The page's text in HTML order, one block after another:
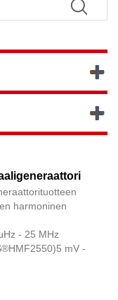
harmoninen
- 25 MHz
mV -